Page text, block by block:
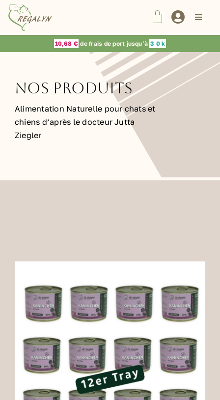
Passer
au
contenu
Nos Produits
Choix du vétérinaire
Blog
10,68 € de frais de port jusqu’à 3 0 k
Nos Produits
Alimentation Naturelle pour chats et
chiens d’après le docteur Jutta
Ziegler